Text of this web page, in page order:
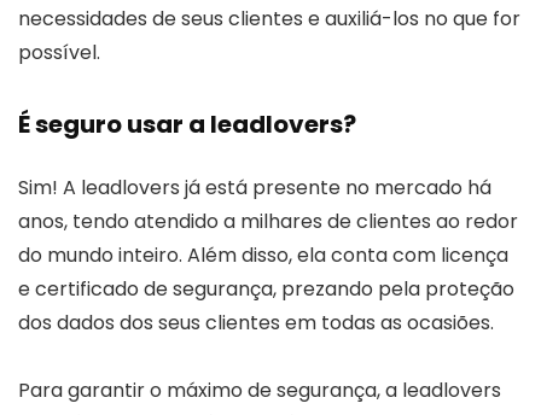
necessidades de seus clientes e auxiliá-los no que for
possível.
É seguro usar a leadlovers?
Sim! A leadlovers já está presente no mercado há
anos, tendo atendido a milhares de clientes ao redor
do mundo inteiro. Além disso, ela conta com licença
e certificado de segurança, prezando pela proteção
dos dados dos seus clientes em todas as ocasiões.
Para garantir o máximo de segurança, a leadlovers